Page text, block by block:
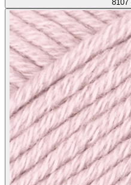
8107